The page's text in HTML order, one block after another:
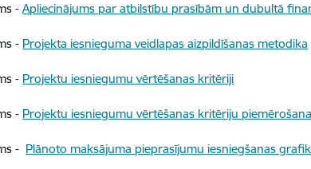
-Apliecinājums par atbilstību prasībām un dubultā
- Projekta iesnieguma veidlapas aizpildīšanas metodika
- Projektu iesniegumu vērtēšanas kritēriji
- Projektu iesniegumu vērtēšanas kritēriju
- Plānoto maksājuma pieprasījumu iesniegšanas